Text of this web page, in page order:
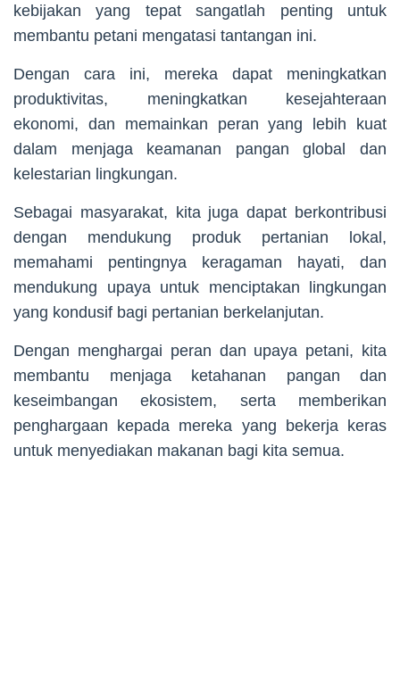
kebijakan yang tepat sangatlah penting untuk
membantu petani mengatasi tantangan ini.
Dengan cara ini, mereka dapat meningkatkan
produktivitas, meningkatkan kesejahteraan
ekonomi, dan memainkan peran yang lebih kuat
dalam menjaga keamanan pangan global dan
kelestarian lingkungan.
Sebagai masyarakat, kita juga dapat berkontribusi
dengan mendukung produk pertanian lokal,
memahami pentingnya keragaman hayati, dan
mendukung upaya untuk menciptakan lingkungan
yang kondusif bagi pertanian berkelanjutan.
Dengan menghargai peran dan upaya petani, kita
membantu menjaga ketahanan pangan dan
keseimbangan ekosistem, serta memberikan
penghargaan kepada mereka yang bekerja keras
untuk menyediakan makanan bagi kita semua.